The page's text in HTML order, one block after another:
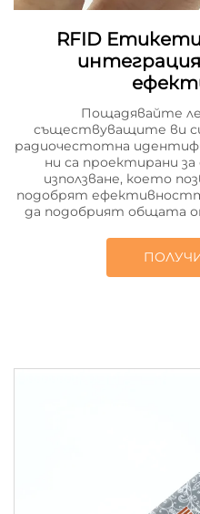
RFID
Пощадявайте
съществуващите ви
радиочестотна
ни са проектирани
използване, което
подобрят
да подобрият общата